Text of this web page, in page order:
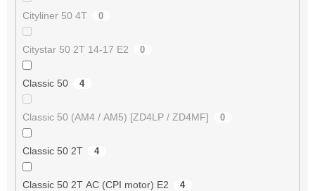
Cityliner 50 4T 0
Citystar 50 2T 14-17 E2 0
Classic 50 4
Classic 50 (AM4 / AM5) [ZD4LP / ZD4MF] 0
Classic 50 2T 4
Classic 50 2T AC (CPI motor) E2 4